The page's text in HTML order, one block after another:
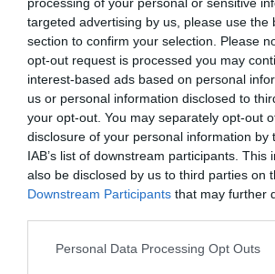
targeted advertising by us, please use the
section to confirm your selection. Please
opt-out request is processed you may
interest-based ads based on personal
us or personal information disclosed to
your opt-out. You may separately opt-out
disclosure of your personal information by
IAB’s list of downstream participants. This
also be disclosed by us to third parties on
Downstream Participants that may further
Personal Data Processing Opt Outs